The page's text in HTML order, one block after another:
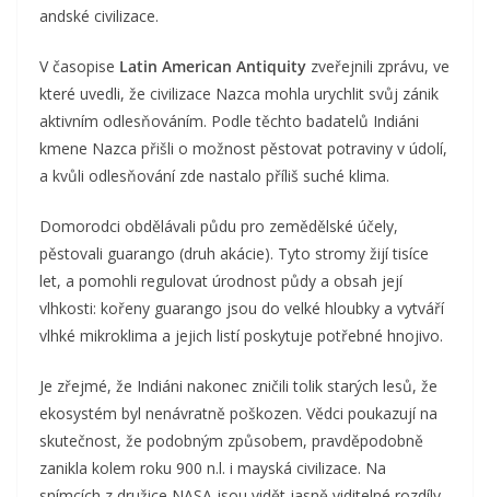
andské civilizace.
V časopise Latin American Antiquity zveřejnili zprávu, ve
které uvedli, že civilizace Nazca mohla urychlit svůj zánik
aktivním odlesňováním. Podle těchto badatelů Indiáni
kmene Nazca přišli o možnost pěstovat potraviny v údolí,
a kvůli odlesňování zde nastalo příliš suché klima.
Domorodci obdělávali půdu pro zemědělské účely,
pěstovali guarango (druh akácie). Tyto stromy žijí tisíce
let, a pomohli regulovat úrodnost půdy a obsah její
vlhkosti: kořeny guarango jsou do velké hloubky a vytváří
vlhké mikroklima a jejich listí poskytuje potřebné hnojivo.
Je zřejmé, že Indiáni nakonec zničili tolik starých lesů, že
ekosystém byl nenávratně poškozen. Vědci poukazují na
skutečnost, že podobným způsobem, pravděpodobně
zanikla kolem roku 900 n.l. i mayská civilizace. Na